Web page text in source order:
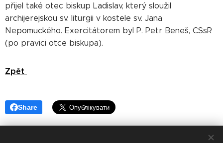
přijel také otec biskup Ladislav, který sloužil
archijerejskou sv. liturgii v kostele sv. Jana
Nepomuckého. Exercitátorem byl P. Petr Beneš, CSsR
(po pravici otce biskupa).
Zpět
Share